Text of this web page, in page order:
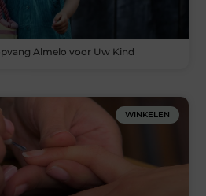
Almelo voor Uw Kind
WINKELEN